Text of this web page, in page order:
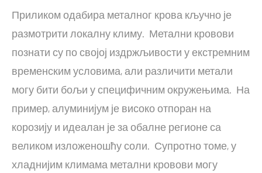
Приликом одабира металног крова кључно је
размотрити локалну климу. Метални кровови
познати су по својој издржљивости у екстремним
временским условима, али различити метали
могу бити бољи у специфичним окружењима. На
пример, алуминијум је високо отпоран на
корозију и идеалан је за обалне регионе са
великом изложеношћу соли. Супротно томе, у
хладнијим климама метални кровови могу